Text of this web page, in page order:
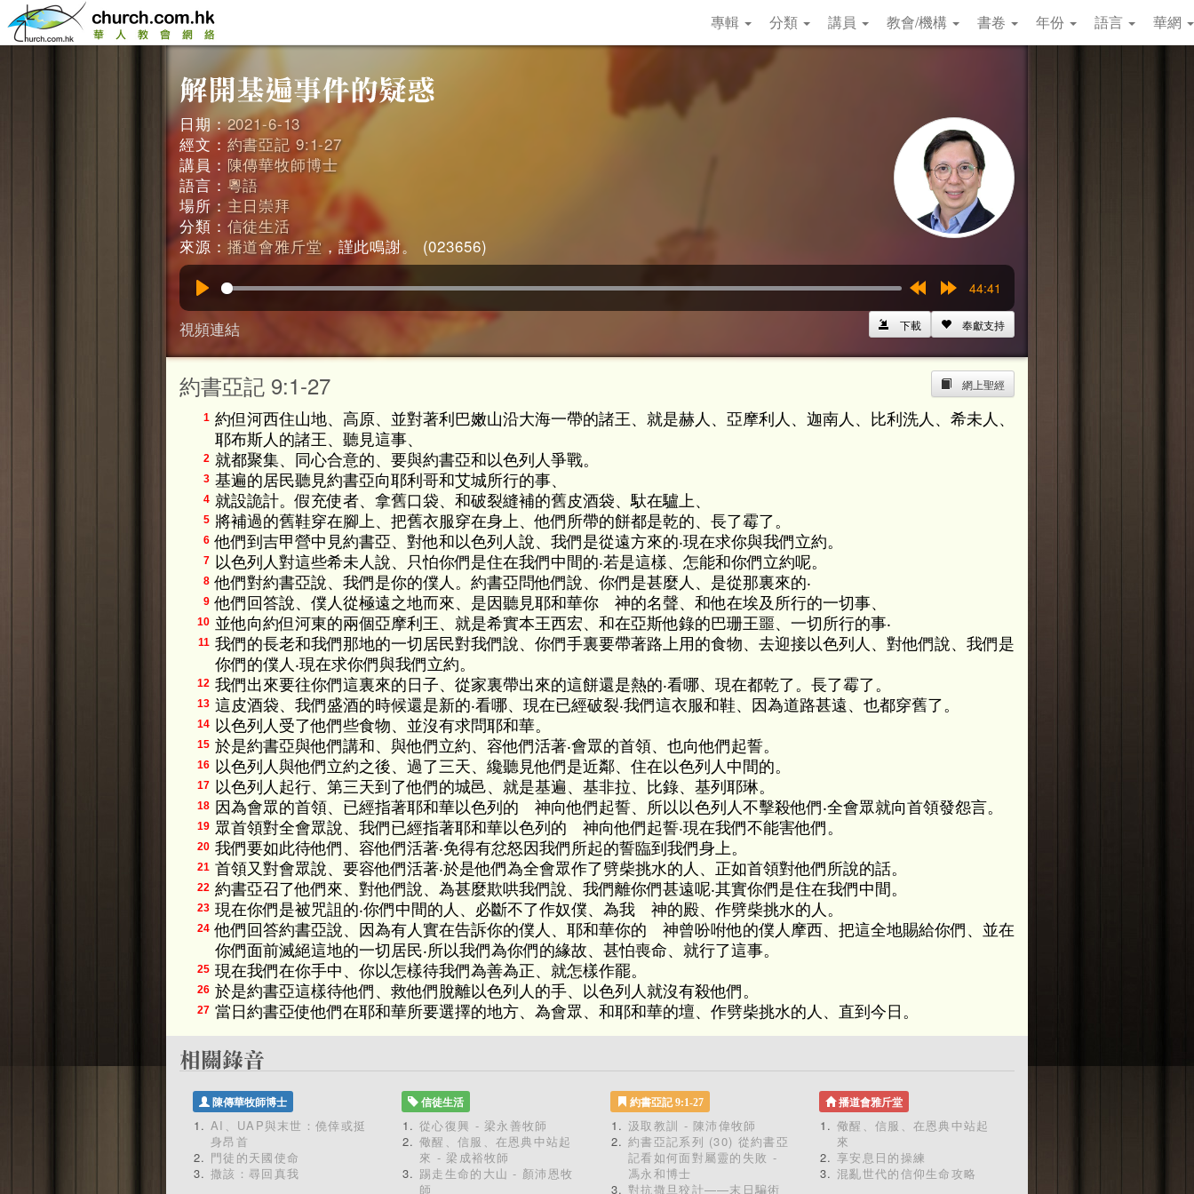
專輯 分類 講員 教會/機構 書卷 年份 語言 華網
日期：2021-6-13
經文： 約書亞記 9:1-27
講員： 陳傳華牧師博士
語言： 粵語
場所： 主日崇拜
分類： 信徒生活
來源： 播道會雅斤堂，謹此鳴謝。 (023656)
15s
15s
44:41
視頻連結 奉獻支持
下載
網上聖經
約書亞記 9:1-27
1 約但河西住山地、高原、並對著利巴嫩山沿大海一帶的諸王、就是赫人、亞摩利人、迦南人、比利洗人、希未人、
耶布斯人的諸王、聽見這事、
2 就都聚集、同心合意的、要與約書亞和以色列人爭戰。
3 基遍的居民聽見約書亞向耶利哥和艾城所行的事、
4 就設詭計。假充使者、拿舊口袋、和破裂縫補的舊皮酒袋、馱在驢上、
5 將補過的舊鞋穿在腳上、把舊衣服穿在身上、他們所帶的餅都是乾的、長了霉了。
6 他們到吉甲營中見約書亞、對他和以色列人說、我們是從遠方來的‧現在求你與我們立約。
7 以色列人對這些希未人說、只怕你們是住在我們中間的‧若是這樣、怎能和你們立約呢。
8 他們對約書亞說、我們是你的僕人。約書亞問他們說、你們是甚麼人、是從那裏來的‧
9 他們回答說、僕人從極遠之地而來、是因聽見耶和華你 神的名聲、和他在埃及所行的一切事、
10 並他向約但河東的兩個亞摩利王、就是希實本王西宏、和在亞斯他錄的巴珊王噩、一切所行的事‧
11 我們的長老和我們那地的一切居民對我們說、你們手裏要帶著路上用的食物、去迎接以色列人、對他們說、我們是
你們的僕人‧現在求你們與我們立約。
12 我們出來要往你們這裏來的日子、從家裏帶出來的這餅還是熱的‧看哪、現在都乾了。長了霉了。
13 這皮酒袋、我們盛酒的時候還是新的‧看哪、現在已經破裂‧我們這衣服和鞋、因為道路甚遠、也都穿舊了。
14 以色列人受了他們些食物、並沒有求問耶和華。
15 於是約書亞與他們講和、與他們立約、容他們活著‧會眾的首領、也向他們起誓。
16 以色列人與他們立約之後、過了三天、纔聽見他們是近鄰、住在以色列人中間的。
17 以色列人起行、第三天到了他們的城邑、就是基遍、基非拉、比錄、基列耶琳。
18 因為會眾的首領、已經指著耶和華以色列的 神向他們起誓、所以以色列人不擊殺他們‧全會眾就向首領發怨言。
19 眾首領對全會眾說、我們已經指著耶和華以色列的 神向他們起誓‧現在我們不能害他們。
20 我們要如此待他們、容他們活著‧免得有忿怒因我們所起的誓臨到我們身上。
21 首領又對會眾說、要容他們活著‧於是他們為全會眾作了劈柴挑水的人、正如首領對他們所說的話。
22 約書亞召了他們來、對他們說、為甚麼欺哄我們說、我們離你們甚遠呢‧其實你們是住在我們中間。
23 現在你們是被咒詛的‧你們中間的人、必斷不了作奴僕、為我 神的殿、作劈柴挑水的人。
24 他們回答約書亞說、因為有人實在告訴你的僕人、耶和華你的 神曾吩咐他的僕人摩西、把這全地賜給你們、並在
你們面前滅絕這地的一切居民‧所以我們為你們的緣故、甚怕喪命、就行了這事。
25 現在我們在你手中、你以怎樣待我們為善為正、就怎樣作罷。
26 於是約書亞這樣待他們、救他們脫離以色列人的手、以色列人就沒有殺他們。
27 當日約書亞使他們在耶和華所要選擇的地方、為會眾、和耶和華的壇、作劈柴挑水的人、直到今日。
陳傳華牧師博士
AI、UAP與末世：僥倖或挺
身昂首
門徒的天國使命
撒該：尋回真我
信徒生活
從心復興 - 梁永善牧師
儆醒、信服、在恩典中站起
來 - 梁成裕牧師
踢走生命的大山 - 顏沛恩牧
師
約書亞記 9:1-27
汲取教訓 - 陳沛偉牧師
約書亞記系列 (30) 從約書亞
記看如何面對屬靈的失敗 -
馮永和博士
對抗撒旦狡計——末日騙術
播道會雅斤堂
儆醒、信服、在恩典中站起
來
享安息日的操練
混亂世代的信仰生命攻略